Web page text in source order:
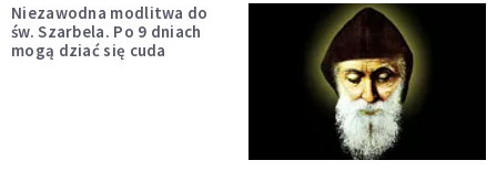
Niezawodna modlitwa do
św. Szarbela. Po 9 dniach
mogą dziać się cuda